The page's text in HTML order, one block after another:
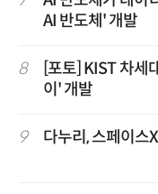
AI 반도체' 개발
8
[포토] KIST 차세
이' 개발
9 다누리, 스페이스